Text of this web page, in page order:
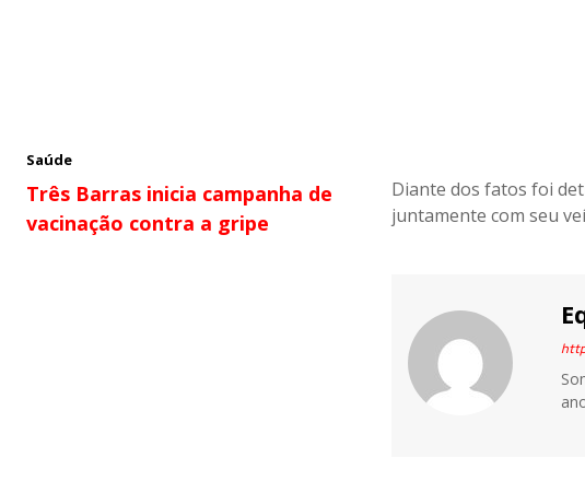
Saúde
Três Barras inicia campanha de
vacinação contra a gripe
Diante dos fatos foi
juntamente com seu